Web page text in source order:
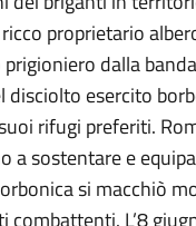
proprietario
dalla
disciolto esercito
rifugi preferiti.
a sostentare e
si macchiò
L’8